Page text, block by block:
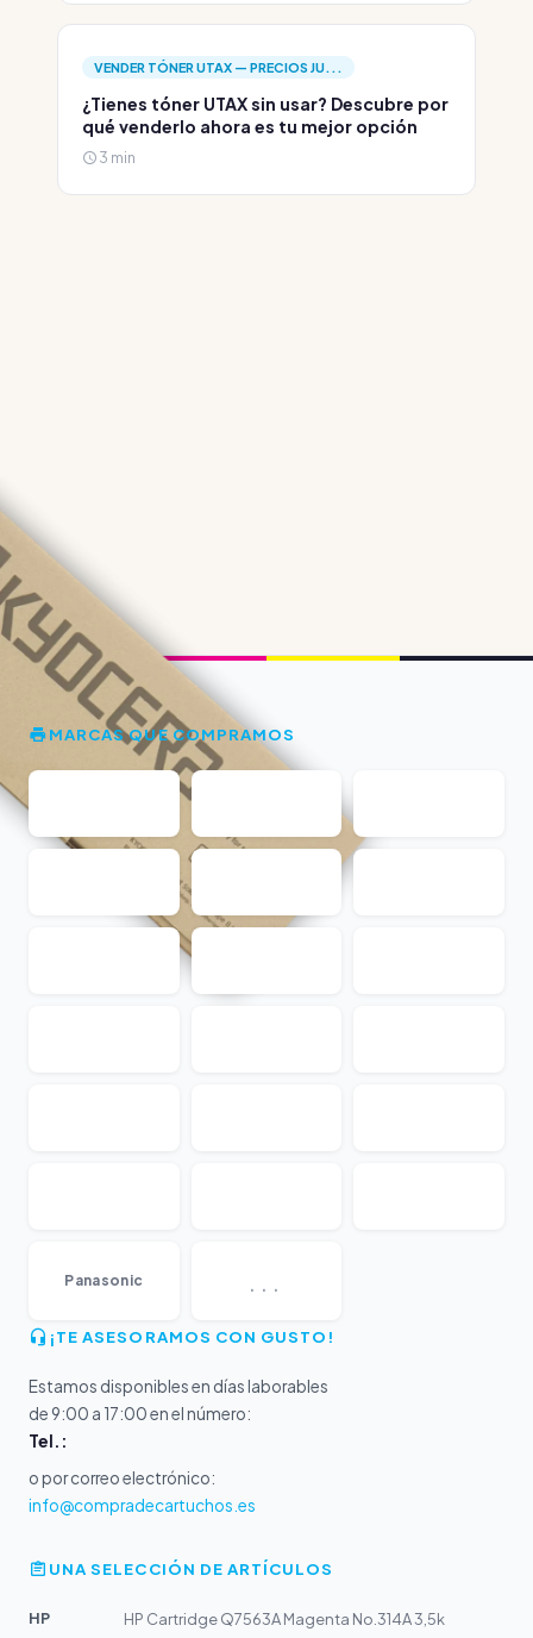
VENDER TÓNER UTAX — PRECIOS JU...
¿Tienes tóner UTAX sin usar? Descubre por
qué venderlo ahora es tu mejor opción
3 min
MARCAS QUE COMPRAMOS
Panasonic ...
¡TE ASESORAMOS CON GUSTO!
Estamos disponibles en días laborables
de 9:00 a 17:00 en el número:
Tel.:
o por correo electrónico:
info@compradecartuchos.es
UNA SELECCIÓN DE ARTÍCULOS
HP
HP Cartridge Q7563A Magenta No.314A 3,5k